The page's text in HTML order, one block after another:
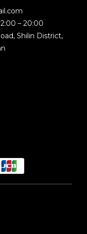
– 20:00
Shilin District,